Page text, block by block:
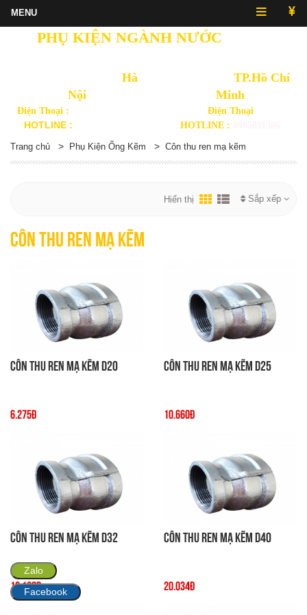
PHỤ KIỆN NGÀNH NƯỚC
Hà
Nội
Điện Thoại :
HOTLINE :
TP.Hồ Chí
Minh
Điện Thoại
HOTLINE :
Trang chủ > Phụ Kiện Ống Kẽm > Côn thu ren mạ kẽm
Sắp xếp
Hiển thị
Côn thu ren mạ kẽm
Côn thu ren mạ kẽm D20
6.275đ
Côn thu ren mạ kẽm D25
10.660đ
Côn thu ren mạ kẽm D32
16.128đ
Côn thu ren mạ kẽm D40
20.034đ
Zalo
Facebook